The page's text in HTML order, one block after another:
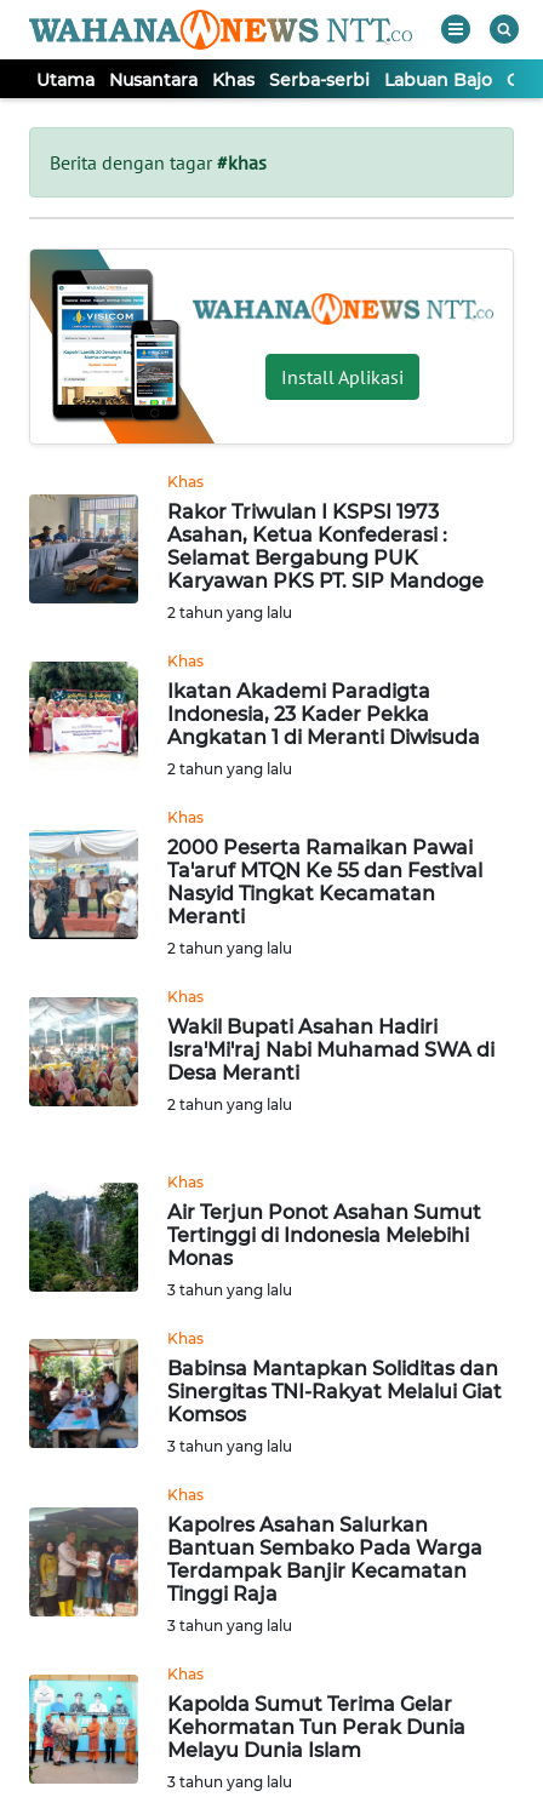
Utama Nusantara Khas Serba-serbi Labuan Bajo
Berita dengan tagar#khas
Install Aplikasi
Khas
Rakor Triwulan I KSPSI 1973
Asahan, Ketua Konfederasi :
Selamat Bergabung PUK
Karyawan PKS PT. SIP Mandoge
2 tahun yang lalu
Khas
Ikatan Akademi Paradigta
Indonesia, 23 Kader Pekka
Angkatan 1 di Meranti Diwisuda
2 tahun yang lalu
Khas
2000 Peserta Ramaikan Pawai
Ta'aruf MTQN Ke 55 dan Festival
Nasyid Tingkat Kecamatan
Meranti
2 tahun yang lalu
Khas
Wakil Bupati Asahan Hadiri
Isra'Mi'raj Nabi Muhamad SWA di
Desa Meranti
2 tahun yang lalu
Khas
Air Terjun Ponot Asahan Sumut
Tertinggi di Indonesia Melebihi
Monas
3 tahun yang lalu
Khas
Babinsa Mantapkan Soliditas dan
Sinergitas TNI-Rakyat Melalui Giat
Komsos
3 tahun yang lalu
Khas
Kapolres Asahan Salurkan
Bantuan Sembako Pada Warga
Terdampak Banjir Kecamatan
Tinggi Raja
3 tahun yang lalu
Khas
Kapolda Sumut Terima Gelar
Kehormatan Tun Perak Dunia
Melayu Dunia Islam
3 tahun yang lalu
Tutup
UTAMA
NUSANTARA
KHAS
SERBA-
SERBI
LABUAN
BAJO
Informasi
INDEKS
BERITA
KAMI
INFO
IKLAN
TENTANG
KAMI
PEDOMAN
REDAKSI
KARIR
DISCLAIMER
Wahana
News
Regional
WN
SUMUT
WN
JAKARTA
WN
JABAR